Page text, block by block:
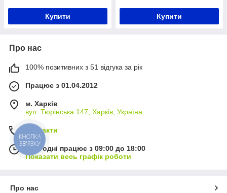
Купити Купити
Про нас
100% позитивних з 51 відгука за рік
Працює з 01.04.2012
м. Харків
вул. Тюрінська 147, Харків, Україна
Контакти
Сьогодні працює з 09:00 до 18:00
Показати весь графік роботи
Про нас
КНОПКА
ЗВ'ЯЗКУ